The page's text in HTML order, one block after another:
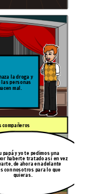
papá y yo te pedimos una
haberte tratado así en vez
de ahora en adelante
con nosotros para lo que
quieras.
la droga y
personas
mal.